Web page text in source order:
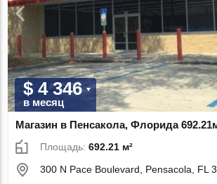
$ 4 346
в месяц
Магазин в Пенсакола, Флорида
Площадь:692.21 м²
300 N Pace Boulevard, Pensacola, FL